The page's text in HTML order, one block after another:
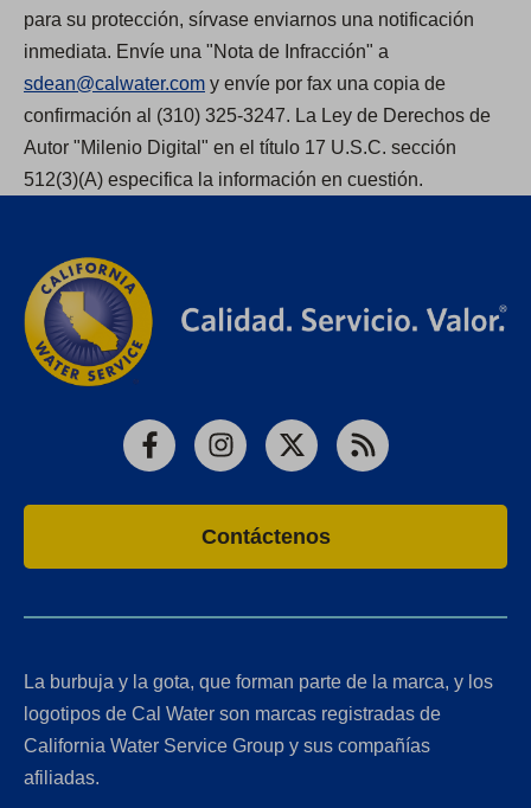
para su protección, sírvase enviarnos una notificación
inmediata. Envíe una "Nota de Infracción" a
sdean@calwater.com y envíe por fax una copia de
confirmación al (310) 325-3247. La Ley de Derechos de
Autor "Milenio Digital" en el título 17 U.S.C. sección
512(3)(A) especifica la información en cuestión.
FacebookInstagram
X RSS
Contáctenos
La burbuja y la gota, que forman parte de la marca, y los
logotipos de Cal Water son marcas registradas de
California Water Service Group y sus compañías
afiliadas.